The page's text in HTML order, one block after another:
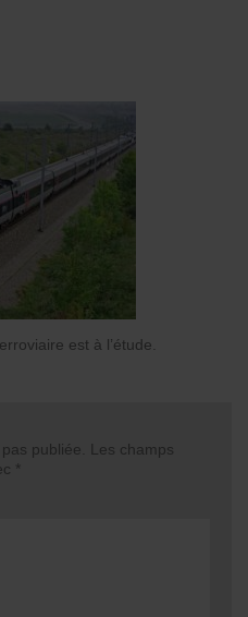
est à l’étude.
publiée.
Les champs
*